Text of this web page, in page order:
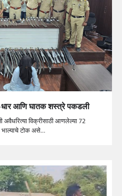
धार आणि घातक शस्त्रे पकडली
अवैधरित्या विक्रीसाठी आणलेल्या 72
भाल्याचे टोक असे…